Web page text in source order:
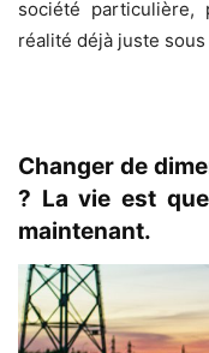
société
réalité déjà juste
Changer de
? La vie est
maintenant.